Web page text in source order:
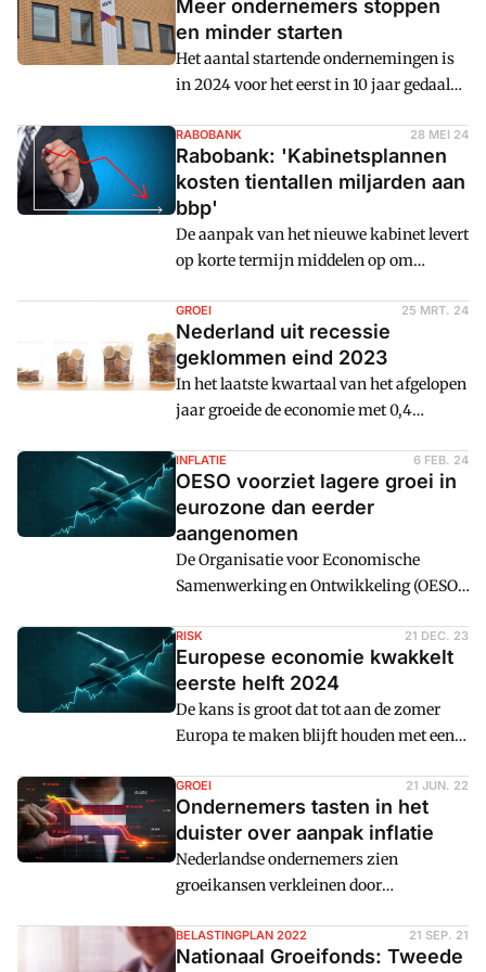
Meer ondernemers stoppen
en minder starten
Het aantal startende ondernemingen is
in 2024 voor het eerst in 10 jaar gedaald.
toe vorig jaar.
RABOBANK 28 MEI 24
Rabobank: 'Kabinetsplannen
kosten tientallen miljarden aan
bbp'
De aanpak van het nieuwe kabinet levert
op korte termijn middelen op om
middellange termijn zijn ze funest voor
het verdienvermogen van Nederland.
Volgens de Rabobank loopt Nederland in
de periode van nu tot 2040 tientallen
miljarden bbp mis.
GROEI 25 MRT. 24
Nederland uit recessie
geklommen eind 2023
In het laatste kwartaal van het afgelopen
jaar groeide de economie met 0,4
technische recessie terechtkwam in een
deel van 2023, kwam het land
uiteindelijk op een lichte bbp-groei uit.
INFLATIE 6 FEB. 24
OESO voorziet lagere groei in
eurozone dan eerder
aangenomen
De Organisatie voor Economische
Samenwerking en Ontwikkeling (OESO)
de eurozone in 2024. Wel neemt naar
verwachting de inflatie verder af, van
2,4 procent in 2023 naar 2,16 procent
over dit jaar.
RISK 21 DEC. 23
Europese economie kwakkelt
eerste helft 2024
De kans is groot dat tot aan de zomer
Europa te maken blijft houden met een
Allianz Trade. In de VS groeit de
economie in 2024 met 1,4 procent,
terwijl de eurozone blijft steken op 0,8
procent.
GROEI 21 JUN. 22
Ondernemers tasten in het
duister over aanpak inflatie
Nederlandse ondernemers zien
groeikansen verkleinen door
weinig ervaring te hebben met manieren
om de impact van inflatie te beperken.
BELASTINGPLAN 2022 21 SEP. 21
Nationaal Groeifonds: Tweede